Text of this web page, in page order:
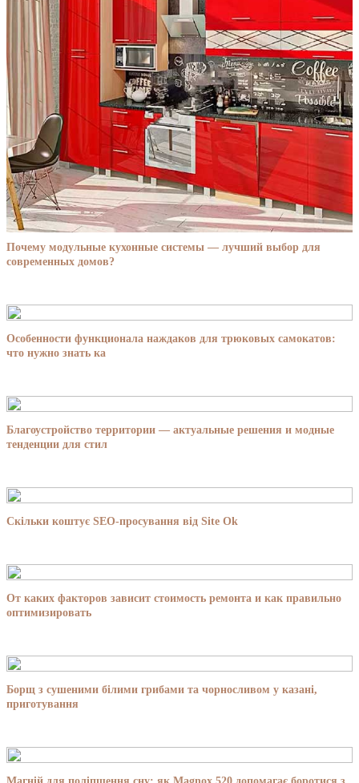
Почему модульные кухонные системы — лучший выбор для
современных домов?
Особенности функционала наждаков для трюковых самокатов:
что нужно знать ка
Благоустройство территории — актуальные решения и модные
тенденции для стил
Скільки коштує SEO-просування від Site Ok
От каких факторов зависит стоимость ремонта и как правильно
оптимизировать
Борщ з сушеними білими грибами та чорносливом у казані,
приготування